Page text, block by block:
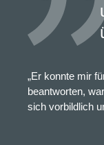
„Er konnte mir
beantworten,
sich vorbildlich